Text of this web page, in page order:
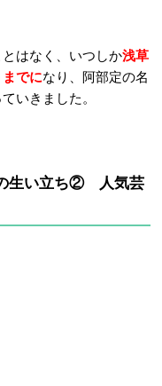
はなく、いつしか浅草
でになり、阿部定の名
いきました。
の生い立ち② 人気芸